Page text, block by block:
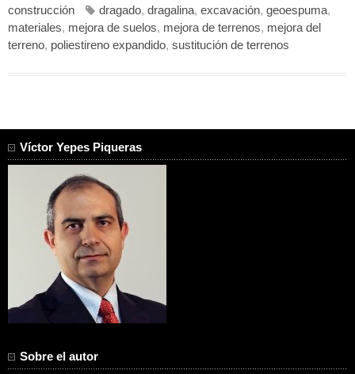
construcción
dragado, dragalina, excavación, geoespuma,
materiales, mejora de suelos, mejora de terrenos, mejora del
terreno, poliestireno expandido, sustitución de terrenos
Víctor Yepes Piqueras
Sobre el autor